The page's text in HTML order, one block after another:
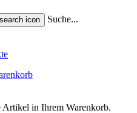
Suche...
Artikel in Ihrem Warenkorb.